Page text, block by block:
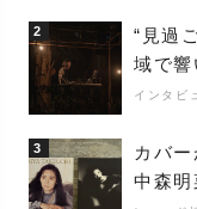
2
“見過
域で響
夜神
インタビ
3
カバ
中森明